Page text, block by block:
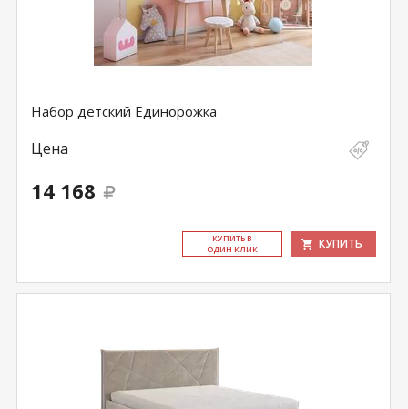
Набор детский Единорожка
Цена
14 168
КУ­ПИТЬ В
ОДИН КЛИК
КУПИТЬ